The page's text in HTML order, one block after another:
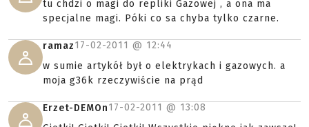
tu chdzi o magi do repliki Gazowej , a ona ma
specjalne magi. Póki co sa chyba tylko czarne.
ramaz17-02-2011 @ 12:44
w sumie artykół był o elektrykach i gazowych. a
moja g36k rzeczywiście na prąd
Erzet-DEMOn17-02-2011 @ 13:08